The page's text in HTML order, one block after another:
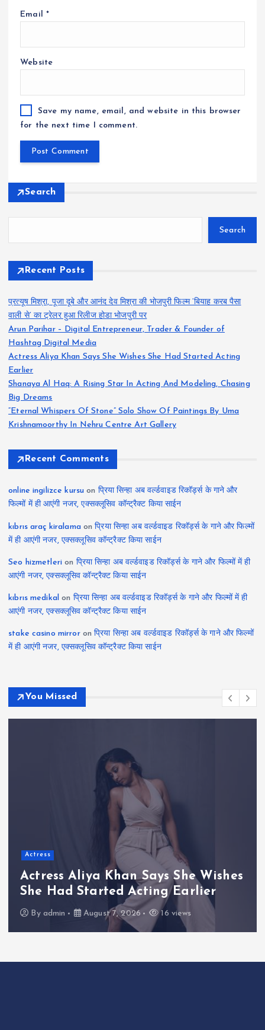
Email *
Website
Save my name, email, and website in this browser
for the next time I comment.
Search
Search
Recent Posts
प्रत्यूष मिश्रा, पूजा दूबे और आनंद देव मिश्रा की भोजपुरी फिल्म ‘बियाह करब पैसा
वाली से’ का ट्रेलर हुआ रिलीज होडा भोजपुरी पर
Arun Parihar – Digital Entrepreneur, Trader & Founder of
Hashtag Digital Media
Actress Aliya Khan Says She Wishes She Had Started Acting
Earlier
Shanaya Al Haq: A Rising Star In Acting And Modeling, Chasing
Big Dreams
“Eternal Whispers Of Stone” Solo Show Of Paintings By Uma
Krishnamoorthy In Nehru Centre Art Gallery
Recent Comments
online ingilizce kursu on प्रिया सिन्हा अब वर्ल्डवाइड रिकॉर्ड्स के गाने और
फिल्मों में ही आएंगी नजर, एक्सक्लूसिव कॉन्ट्रैक्ट किया साईन
kıbrıs araç kiralamaonप्रिया सिन्हा अब वर्ल्डवाइड रिकॉर्ड्स के गाने और फिल्मों
में ही आएंगी नजर, एक्सक्लूसिव कॉन्ट्रैक्ट किया साईन
Seo hizmetleri on प्रिया सिन्हा अब वर्ल्डवाइड रिकॉर्ड्स के गाने और फिल्मों में ही
आएंगी नजर, एक्सक्लूसिव कॉन्ट्रैक्ट किया साईन
kıbrıs medikal on प्रिया सिन्हा अब वर्ल्डवाइड रिकॉर्ड्स के गाने और फिल्मों में ही
आएंगी नजर, एक्सक्लूसिव कॉन्ट्रैक्ट किया साईन
stake casino mirroronप्रिया सिन्हा अब वर्ल्डवाइड रिकॉर्ड्स के गाने और फिल्मों
में ही आएंगी नजर, एक्सक्लूसिव कॉन्ट्रैक्ट किया साईन
You Missed
Actress
Actress Aliya Khan Says She Wishes
She Had Started Acting Earlier
By admin August 7, 2026 16 views